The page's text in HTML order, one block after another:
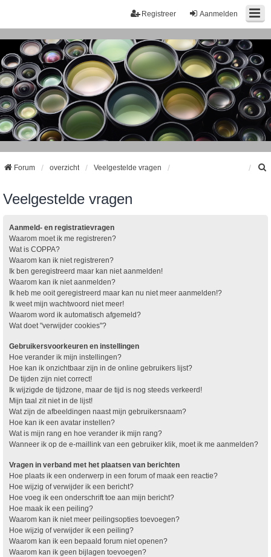
Aanmelden
Registreer
Forum overzicht Veelgestelde vragen
Veelgestelde vragen
Aanmeld- en registratievragen
Waarom moet ik me registreren?
Wat is COPPA?
Waarom kan ik niet registreren?
Ik ben geregistreerd maar kan niet aanmelden!
Waarom kan ik niet aanmelden?
Ik heb me ooit geregistreerd maar kan nu niet meer aanmelden!?
Ik weet mijn wachtwoord niet meer!
Waarom word ik automatisch afgemeld?
Wat doet "verwijder cookies"?
Gebruikersvoorkeuren en instellingen
Hoe verander ik mijn instellingen?
Hoe kan ik onzichtbaar zijn in de online gebruikers lijst?
De tijden zijn niet correct!
Ik wijzigde de tijdzone, maar de tijd is nog steeds verkeerd!
Mijn taal zit niet in de lijst!
Wat zijn de afbeeldingen naast mijn gebruikersnaam?
Hoe kan ik een avatar instellen?
Wat is mijn rang en hoe verander ik mijn rang?
Wanneer ik op de e-maillink van een gebruiker klik, moet ik me aanmelden?
Vragen in verband met het plaatsen van berichten
Hoe plaats ik een onderwerp in een forum of maak een reactie?
Hoe wijzig of verwijder ik een bericht?
Hoe voeg ik een onderschrift toe aan mijn bericht?
Hoe maak ik een peiling?
Waarom kan ik niet meer peilingsopties toevoegen?
Hoe wijzig of verwijder ik een peiling?
Waarom kan ik een bepaald forum niet openen?
Waarom kan ik geen bijlagen toevoegen?